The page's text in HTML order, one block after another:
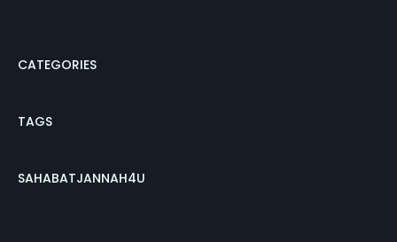
CATEGORIES
TAGS
SAHABATJANNAH4U